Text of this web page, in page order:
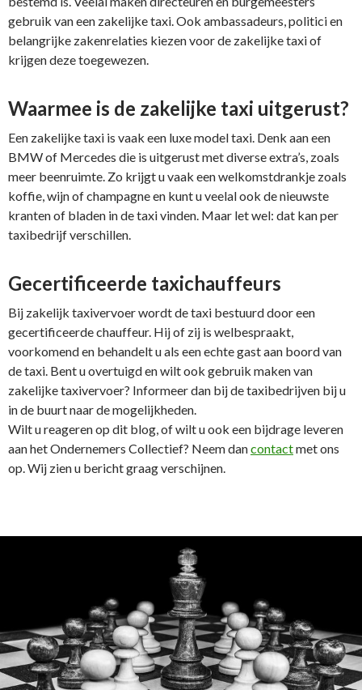
gebruik van een zakelijke taxi. Ook ambassadeurs, politici en
belangrijke zakenrelaties kiezen voor de zakelijke taxi of
krijgen deze toegewezen.
Waarmee is de zakelijke taxi uitgerust?
Een zakelijke taxi is vaak een luxe model taxi. Denk aan een
BMW of Mercedes die is uitgerust met diverse extra’s, zoals
meer beenruimte. Zo krijgt u vaak een welkomstdrankje zoals
koffie, wijn of champagne en kunt u veelal ook de nieuwste
kranten of bladen in de taxi vinden. Maar let wel: dat kan per
taxibedrijf verschillen.
Gecertificeerde taxichauffeurs
Bij zakelijk taxivervoer wordt de taxi bestuurd door een
gecertificeerde chauffeur. Hij of zij is welbespraakt,
voorkomend en behandelt u als een echte gast aan boord van
de taxi. Bent u overtuigd en wilt ook gebruik maken van
zakelijke taxivervoer? Informeer dan bij de taxibedrijven bij u
in de buurt naar de mogelijkheden.
Wilt u reageren op dit blog, of wilt u ook een bijdrage leveren
aan het Ondernemers Collectief? Neem dancontactmet ons
op. Wij zien u bericht graag verschijnen.